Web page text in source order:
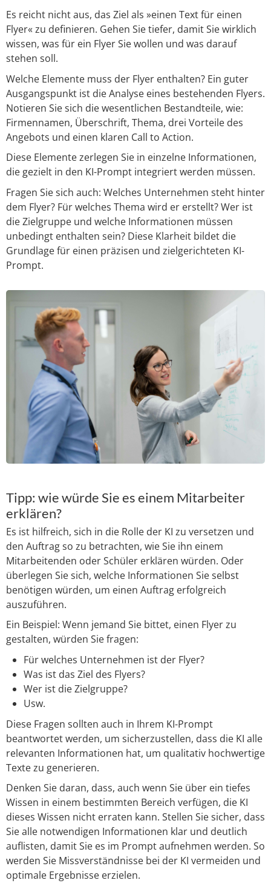
Es reicht nicht aus, das Ziel als »einen Text für einen
Flyer« zu definieren. Gehen Sie tiefer, damit Sie wirklich
wissen, was für ein Flyer Sie wollen und was darauf
stehen soll.
Welche Elemente muss der Flyer enthalten? Ein guter
Ausgangspunkt ist die Analyse eines bestehenden Flyers.
Notieren Sie sich die wesentlichen Bestandteile, wie:
Firmennamen, Überschrift, Thema, drei Vorteile des
Angebots und einen klaren Call to Action.
Diese Elemente zerlegen Sie in einzelne Informationen,
die gezielt in den KI-Prompt integriert werden müssen.
Fragen Sie sich auch: Welches Unternehmen steht hinter
dem Flyer? Für welches Thema wird er erstellt? Wer ist
die Zielgruppe und welche Informationen müssen
unbedingt enthalten sein? Diese Klarheit bildet die
Grundlage für einen präzisen und zielgerichteten KI-
Prompt.
Tipp: wie würde Sie es einem Mitarbeiter
erklären?
Es ist hilfreich, sich in die Rolle der KI zu versetzen und
den Auftrag so zu betrachten, wie Sie ihn einem
Mitarbeitenden oder Schüler erklären würden. Oder
überlegen Sie sich, welche Informationen Sie selbst
benötigen würden, um einen Auftrag erfolgreich
auszuführen.
Ein Beispiel: Wenn jemand Sie bittet, einen Flyer zu
gestalten, würden Sie fragen:
Für welches Unternehmen ist der Flyer?
Was ist das Ziel des Flyers?
Wer ist die Zielgruppe?
Usw.
Diese Fragen sollten auch in Ihrem KI-Prompt
beantwortet werden, um sicherzustellen, dass die KI alle
relevanten Informationen hat, um qualitativ hochwertige
Texte zu generieren.
Denken Sie daran, dass, auch wenn Sie über ein tiefes
Wissen in einem bestimmten Bereich verfügen, die KI
dieses Wissen nicht erraten kann. Stellen Sie sicher, dass
Sie alle notwendigen Informationen klar und deutlich
auflisten, damit Sie es im Prompt aufnehmen werden. So
werden Sie Missverständnisse bei der KI vermeiden und
optimale Ergebnisse erzielen.